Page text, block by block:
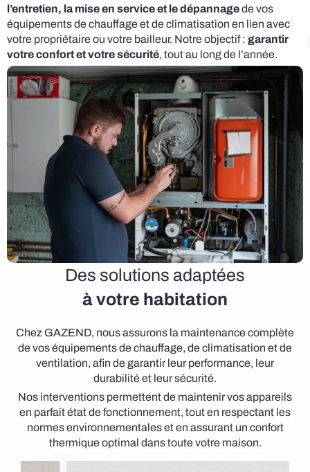
l’entretien, la mise en service et le dépannagede vos
équipements de chauffage et de climatisation en lien avec
votre propriétaire ou votre bailleur. Notre objectif : garantir
votre confort et votre sécurité, tout au long de l’année.
Des solutions adaptées
à votre habitation
Chez GAZEND, nous assurons la maintenance complète
de vos équipements de chauffage, de climatisation et de
ventilation, afin de garantir leur performance, leur
durabilité et leur sécurité.
Nos interventions permettent de maintenir vos appareils
en parfait état de fonctionnement, tout en respectant les
normes environnementales et en assurant un confort
thermique optimal dans toute votre maison.